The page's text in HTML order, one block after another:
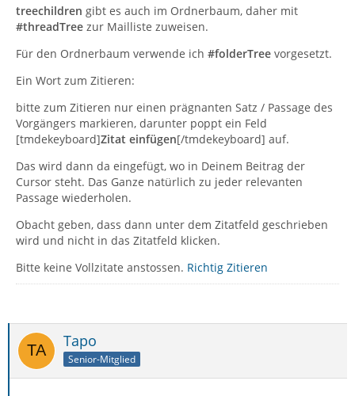
treechildren gibt es auch im Ordnerbaum, daher mit
#threadTree zur Mailliste zuweisen.
Für den Ordnerbaum verwende ich #folderTree vorgesetzt.
Ein Wort zum Zitieren:
bitte zum Zitieren nur einen prägnanten Satz / Passage des
Vorgängers markieren, darunter poppt ein Feld
[tmdekeyboard]Zitat einfügen[/tmdekeyboard] auf.
Das wird dann da eingefügt, wo in Deinem Beitrag der
Cursor steht. Das Ganze natürlich zu jeder relevanten
Passage wiederholen.
Obacht geben, dass dann unter dem Zitatfeld geschrieben
wird und nicht in das Zitatfeld klicken.
Bitte keine Vollzitate anstossen. Richtig Zitieren
Tapo
Senior-Mitglied